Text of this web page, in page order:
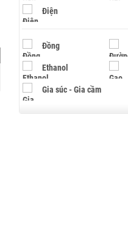
Điện
Đồng
Ethanol
Gia súc - Gia cầm